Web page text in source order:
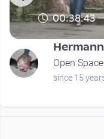
00:38:43
Open Space
since 15